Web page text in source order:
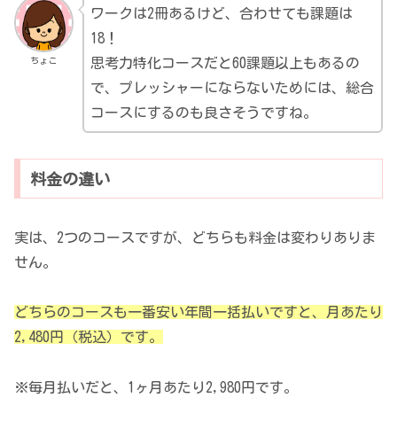
ちょこ
ワークは2冊あるけど、合わせても課題は
18！
思考力特化コースだと60課題以上もあるの
で、プレッシャーにならないためには、総合
コースにするのも良さそうですね。
料金の違い
実は、2つのコースですが、どちらも料金は変わりありま
せん。
どちらのコースも一番安い年間一括払いですと、月あたり
2,480円（税込）です。
※毎月払いだと、1ヶ月あたり2,980円です。